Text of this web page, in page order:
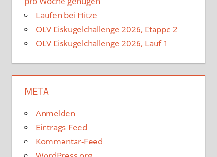
Laufen bei Hitze
OLV Eiskugelchallenge 2026, Etappe 2
OLV Eiskugelchallenge 2026, Lauf 1
META
Anmelden
Eintrags-Feed
Kommentar-Feed